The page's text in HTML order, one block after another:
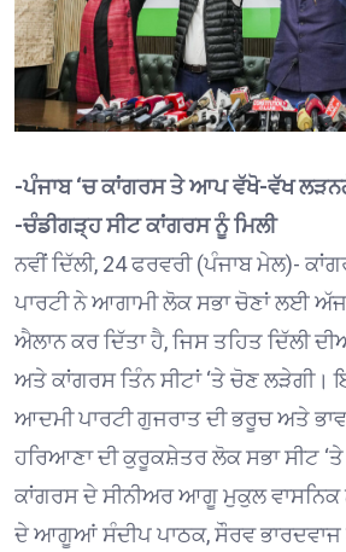
-ਪੰਜਾਬ ‘ਚ ਕਾਂਗਰਸ ਤੇ ਆਪ ਵੱਖੋ-ਵੱਖ
-ਚੰਡੀਗੜ੍ਹ ਸੀਟ ਕਾਂਗਰਸ ਨੂੰ ਮਿਲੀ
ਨਵੀਂ ਦਿੱਲੀ, 24 ਫਰਵਰੀ (ਪੰਜਾਬ ਮੇਲ)-
ਪਾਰਟੀ ਨੇ ਆਗਾਮੀ ਲੋਕ ਸਭਾ ਚੋਣਾਂ ਲਈ ਅੱਜ
ਐਲਾਨ ਕਰ ਦਿੱਤਾ ਹੈ, ਜਿਸ ਤਹਿਤ ਦਿੱਲੀ
ਅਤੇ ਕਾਂਗਰਸ ਤਿੰਨ ਸੀਟਾਂ ‘ਤੇ ਚੋਣ ਲੜੇਗੀ।
ਆਦਮੀ ਪਾਰਟੀ ਗੁਜਰਾਤ ਦੀ ਭਰੂਚ ਅਤੇ
ਹਰਿਆਣਾ ਦੀ ਕੁਰੂਕਸ਼ੇਤਰ ਲੋਕ ਸਭਾ ਸੀਟ
ਕਾਂਗਰਸ ਦੇ ਸੀਨੀਅਰ ਆਗੂ ਮੁਕੁਲ
ਦੇ ਆਗੂਆਂ ਸੰਦੀਪ ਪਾਠਕ, ਸੌਰਵ